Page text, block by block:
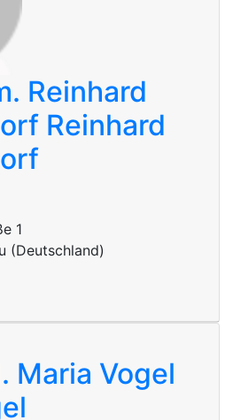
Reinhard
Reinhard
1
(Deutschland)
Maria Vogel